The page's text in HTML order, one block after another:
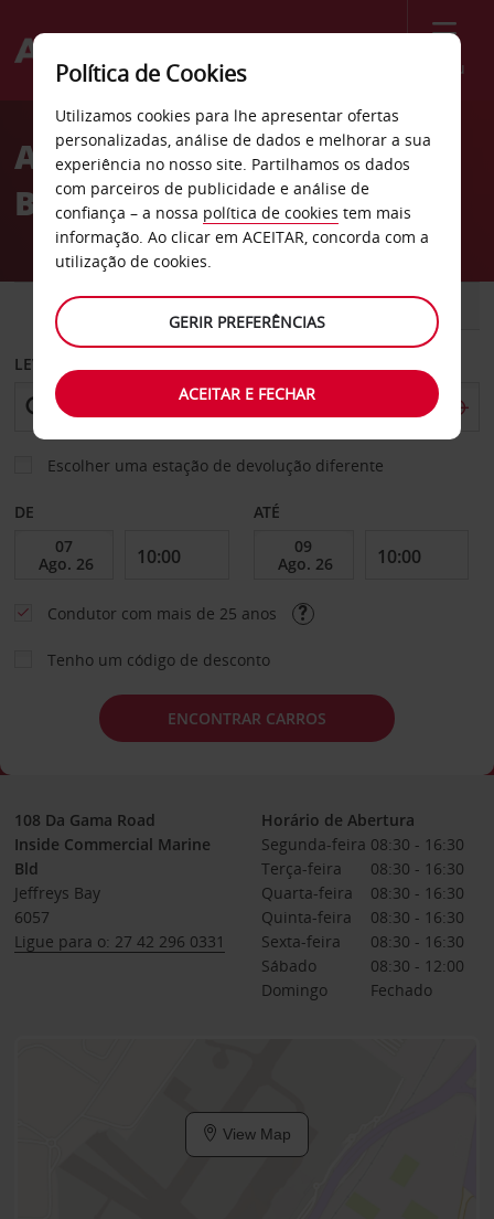
Menu
Welcome
AvisAluguer de carros Jeffreys
Bay
CARRO COMERCIAIS
LEVANTAR EM
Escolher uma estação de devolução diferente
DE ATÉ
Condutor com mais de 25 anos
Tenho um código de desconto
ENCONTRAR CARROS
108 Da Gama Road
Inside Commercial Marine
Bld
Jeffreys Bay
6057
Ligue para o: 27 42 296 0331
Horário de Abertura
Segunda-feira 08:30 - 16:30
Terça-feira
08:30 - 16:30
Quarta-feira
08:30 - 16:30
Quinta-feira
08:30 - 16:30
Sexta-feira
08:30 - 16:30
Sábado
08:30 - 12:00
Domingo
Fechado
View Map
Política de Cookies
Utilizamos cookies para lhe apresentar ofertas
personalizadas, análise de dados e melhorar a sua
experiência no nosso site. Partilhamos os dados
com parceiros de publicidade e análise de
confiança – a nossa política de cookies tem mais
informação. Ao clicar em ACEITAR, concorda com a
utilização de cookies.
GERIR PREFERÊNCIAS
ACEITAR E FECHAR